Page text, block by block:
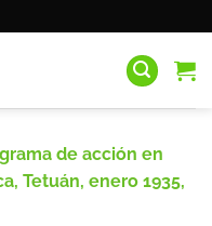
de acción en
Tetuán, enero 1935,